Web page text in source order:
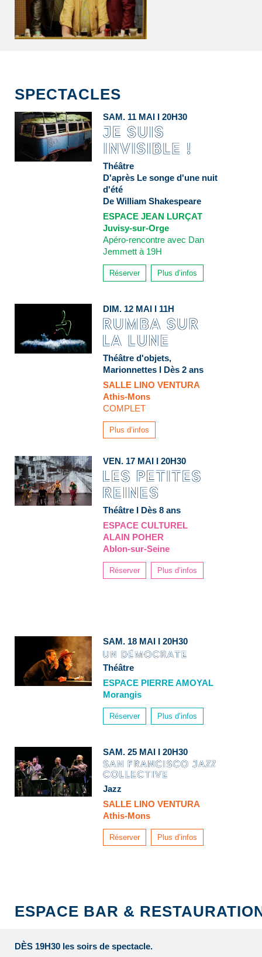
SPECTACLES
SAM. 11 MAI I 20H30
Théâtre
D'après Le songe d'une nuit
d'été
De William Shakespeare
ESPACE JEAN LURÇAT
Juvisy-sur-Orge
Apéro-rencontre avec Dan
Jemmett à 19H
Réserver Plus d’infos
DIM. 12 MAI I 11H
Théâtre d'objets,
Marionnettes I Dès 2 ans
SALLE LINO VENTURA
Athis-Mons
COMPLET
Plus d’infos
VEN. 17 MAI I 20H30
Théâtre I Dès 8 ans
ESPACE CULTUREL
ALAIN POHER
Ablon-sur-Seine
Réserver Plus d’infos
SAM. 18 MAI I 20H30
Théâtre
ESPACE PIERRE AMOYAL
Morangis
Réserver Plus d’infos
SAM. 25 MAI I 20H30
Jazz
SALLE LINO VENTURA
Athis-Mons
Réserver Plus d’infos
ESPACE BAR &
DÈS 19H30 les soirs de spectacle.